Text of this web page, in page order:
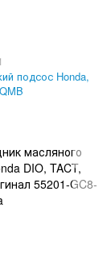
подсос Honda,